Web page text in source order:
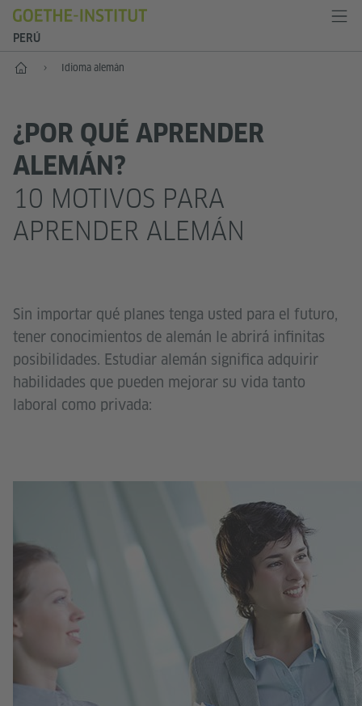
PERÚ
Inicio Idioma alemán
¿POR QUÉ APRENDER
ALEMÁN?
10 MOTIVOS PARA
APRENDER ALEMÁN
Sin importar qué planes tenga usted para el futuro,
tener conocimientos de alemán le abrirá infinitas
posibilidades. Estudiar alemán significa adquirir
habilidades que pueden mejorar su vida tanto
laboral como privada: